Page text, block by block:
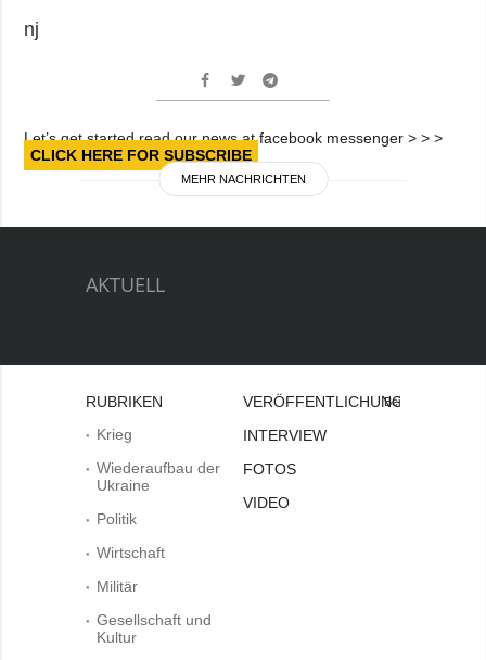
nj
Let’s get started read our news at facebook messenger > > >
CLICK HERE FOR SUBSCRIBE
MEHR NACHRICHTEN
AKTUELL
RUBRIKEN
Krieg
Wiederaufbau der
Ukraine
Politik
Wirtschaft
Militär
Gesellschaft und
Kultur
VERÖFFENTLICHUNGEN
INTERVIEW
FOTOS
VIDEO
Bei